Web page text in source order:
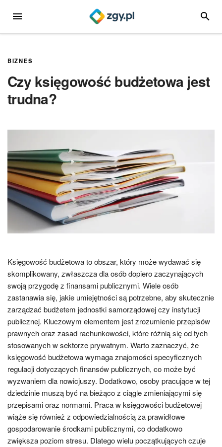
MENU
BIZNES
Czy księgowość budżetowa jest
trudna?
Księgowość budżetowa to obszar, który może wydawać się
skomplikowany, zwłaszcza dla osób dopiero zaczynających
swoją przygodę z finansami publicznymi. Wiele osób
zastanawia się, jakie umiejętności są potrzebne, aby skutecznie
zarządzać budżetem jednostki samorządowej czy instytucji
publicznej. Kluczowym elementem jest zrozumienie przepisów
prawnych oraz zasad rachunkowości, które różnią się od tych
stosowanych w sektorze prywatnym. Warto zaznaczyć, że
księgowość budżetowa wymaga znajomości specyficznych
regulacji dotyczących finansów publicznych, co może być
wyzwaniem dla nowicjuszy. Dodatkowo, osoby pracujące w tej
dziedzinie muszą być na bieżąco z ciągle zmieniającymi się
przepisami oraz normami. Praca w księgowości budżetowej
wiąże się również z odpowiedzialnością za prawidłowe
gospodarowanie środkami publicznymi, co dodatkowo
zwiększa poziom stresu. Dlatego wielu początkujących czuje